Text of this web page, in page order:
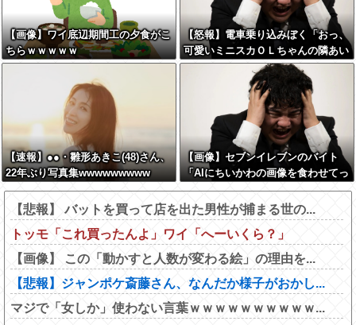
【画像】ワイ底辺期間工の夕食がこ
ちらｗｗｗｗｗ
【怒報】電車乗り込みぼく「おっ、
可愛いミニスカＯＬちゃんの隣あい
てんじゃん！座ったろ！」→結果w
w w w w w w w
【速報】●●・雛形あきこ(48)さん、
22年ぶり写真集wwwwwwwww
【画像】セブンイレブンのバイト
「AIにちいかわの画像を食わせてっ
と………できた！」→とんでもない
ものが出来上がってしまうw w w w
w
【悲報】 バットを買って店を出た男性が捕まる世の...
トッモ「これ買ったんよ」ワイ「へーいくら？」
【画像】 この「動かすと人数が変わる絵」の理由を...
【悲報】ジャンポケ斎藤さん、なんだか様子がおかし...
マジで「女しか」使わない言葉ｗｗｗｗｗｗｗｗｗｗ...